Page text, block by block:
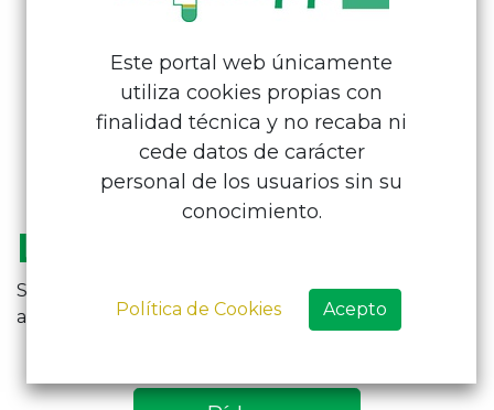
LIFA AIR
Soluciones para la purificación del aire en todos los
ambientes.
Este portal web únicamente
utiliza cookies propias con
finalidad técnica y no recaba ni
cede datos de carácter
personal de los usuarios sin su
conocimiento.
Política de Cookies Acepto